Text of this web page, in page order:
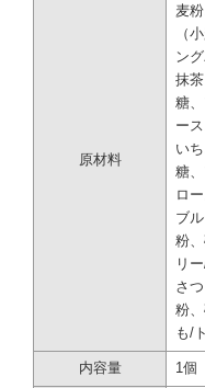
川越の抹茶を使用し、きれいな
抹茶の深い味わいをほのかに感
ほのかに赤みがかった、おだん
〇ブルーベリー
ふんわりブリーベリーが香るフ
主張しすぎないさつまいものほ
作り手 パティスリーシエル
地元の食材をふんだんに使用し
原材料
麦
（
ン
抹
糖
ー
い
糖
ロ
ブ
粉
リ
さ
粉
も/
内容量 1個